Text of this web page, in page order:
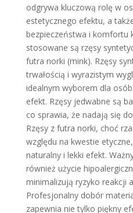
odgrywa kluczową rolę w
estetycznego efektu, a
bezpieczeństwa i komfortu
stosowane są rzęsy
futra norki (mink). Rzęsy
trwałością i wyrazistym
idealnym wyborem dla
efekt. Rzęsy jedwabne są
co sprawia, że nadają się
Rzęsy z futra norki, choć
względu na kwestie
naturalny i lekki efekt.
również użycie
minimalizują ryzyko reakcji
Profesjonalny dobór
zapewnia nie tylko piękny